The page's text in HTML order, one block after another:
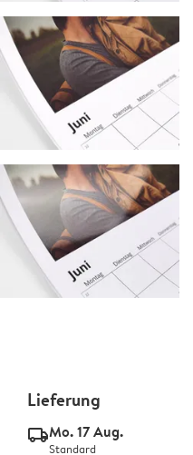
Lieferung
delivery_standard_v2Mo. 17 Aug.
Standard